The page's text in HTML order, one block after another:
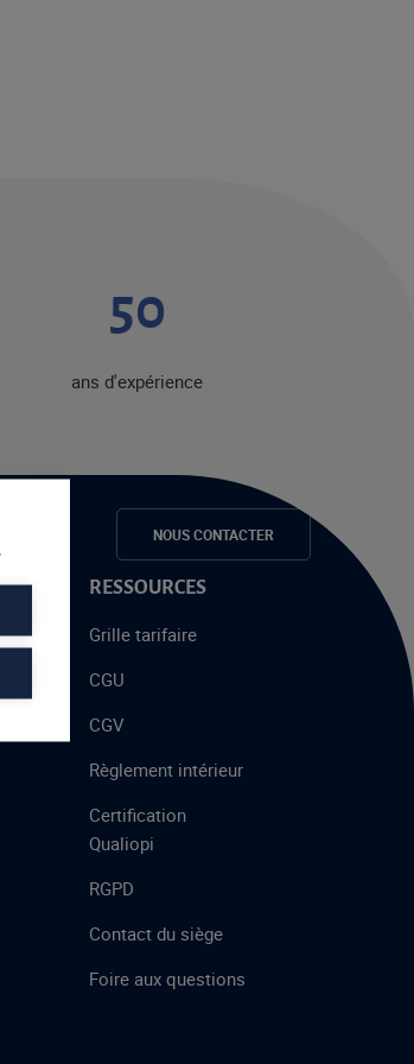
NOUS CONTACTER
50
ans d'expérience
RESSOURCES
Grille tarifaire
CGU
CGV
Règlement intérieur
Certification
Qualiopi
RGPD
Contact du siège
Foire aux questions